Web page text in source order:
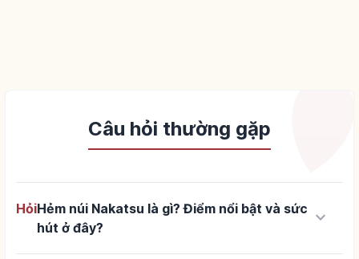
Câu hỏi thường gặp
HỏiHẻm núi Nakatsu là gì? Điểm nổi bật và sức
hút ở đây?
keyboard_arrow_down